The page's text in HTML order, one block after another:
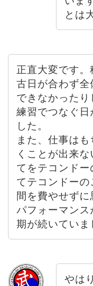
とは
正直大変です
古日が合わず全
できなかった
練習でつなぐ日
した。
また、仕事は
くことが出来
てをテコンドー
てテコンドー
間を費やせず
パフォーマン
期が続いていま
やは